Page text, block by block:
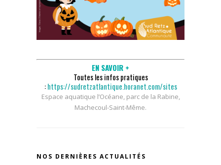
EN SAVOIR +
Toutes les infos pratiques
:https://sudretzatlantique.horanet.com/sites
Espace aquatique l’Océane, parc de la Rabine,
Machecoul-Saint-Même.
NOS DERNIÈRES ACTUALITÉS